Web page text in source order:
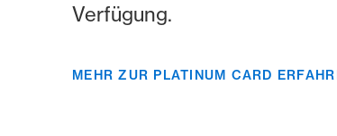
Verfügung.
MEHR ZUR PLATINUM CARD